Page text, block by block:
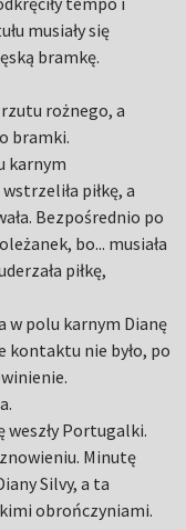
musiały się
bramkę.
rzutu rożnego, a
bramki.
karnym
piłkę, a
Bezpośrednio po
bo... musiała
piłkę,
w polu karnym Dianę
kontaktu nie było, po
weszły Portugalki.
Minutę
Silvy, a ta
obrończyniami.